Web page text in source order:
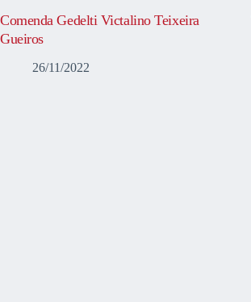
Comenda Gedelti Victalino Teixeira
Gueiros
26/11/2022